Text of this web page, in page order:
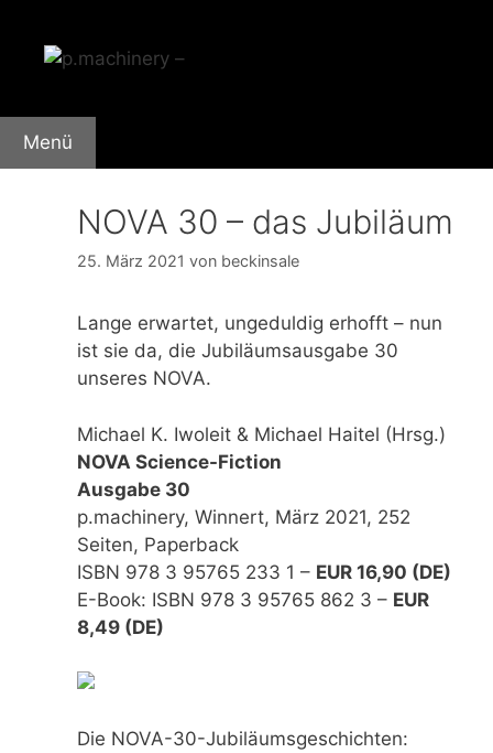
Inhalt
springen
Menü
NOVA 30 – das Jubiläum
25. März 2021 von beckinsale
Lange erwartet, ungeduldig erhofft – nun
ist sie da, die Jubiläumsausgabe 30
unseres NOVA.
Michael K. Iwoleit & Michael Haitel (Hrsg.)
NOVA Science-Fiction
Ausgabe 30
p.machinery, Winnert, März 2021, 252
Seiten, Paperback
ISBN 978 3 95765 233 1 – EUR 16,90 (DE)
E-Book: ISBN 978 3 95765 862 3 – EUR
8,49 (DE)
Die NOVA-30-Jubiläumsgeschichten: